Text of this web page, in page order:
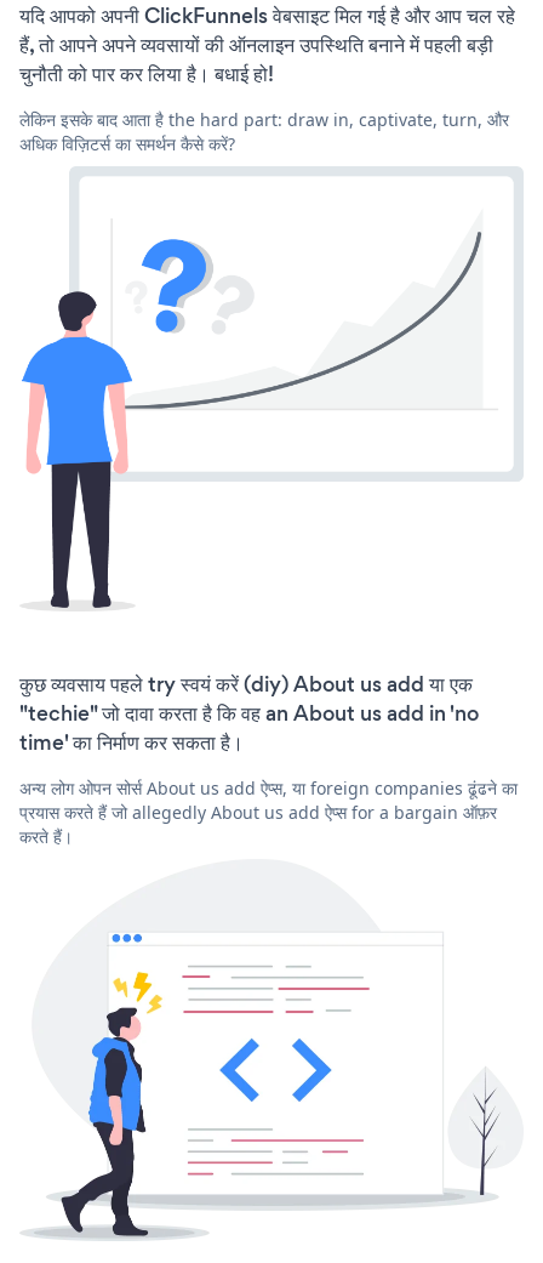
यदि आपको अपनी ClickFunnels वेबसाइट मिल गई है और आप चल रहे
हैं, तो आपने अपने व्यवसायों की ऑनलाइन उपस्थिति बनाने में पहली बड़ी
चुनौती को पार कर लिया है। बधाई हो!
लेकिन इसके बाद आता है the hard part: draw in, captivate, turn, और
अधिक विज़िटर्स का समर्थन कैसे करें?
कुछ व्यवसाय पहले try स्वयं करें (diy) About us add या एक
"techie" जो दावा करता है कि वह an About us add in 'no
time' का निर्माण कर सकता है।
अन्य लोग ओपन सोर्स About us add ऐप्स, या foreign companies ढूंढने का
प्रयास करते हैं जो allegedly About us add ऐप्स for a bargain ऑफ़र
करते हैं।